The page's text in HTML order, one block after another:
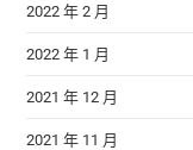
2022 年 2 月
2022 年 1 月
2021 年 12 月
2021 年 11 月